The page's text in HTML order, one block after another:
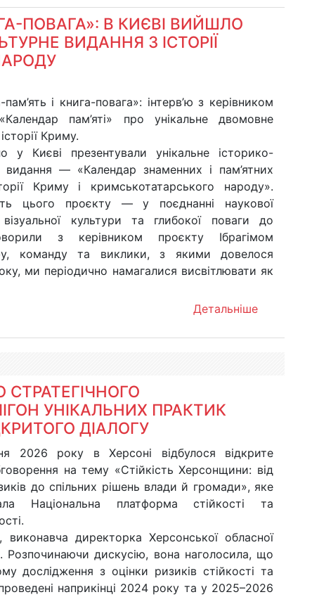
ПОВАГА»: В КИЄВІ ВИЙШЛО
ВИДАННЯ З ІСТОРІЇ
і книга-повага»: інтерв’ю з керівником
пам’яті» про унікальне двомовне
Криму.
у Києві презентували унікальне історико-
видання — «Календар знаменних і пам’ятних
Криму і кримськотатарського народу».
цього проєкту — у поєднанні наукової
візуальної культури та глибокої поваги до
з керівником проєкту Ібрагімом
команду та виклики, з якими довелося
ми періодично намагалися висвітлювати як
Детальніше
УНІКАЛЬНИХ ПРАКТИК
ДІАЛОГУ
2026 року в Херсоні відбулося відкрите
на тему «Стійкість Херсонщини: від
до спільних рішень влади й громади», яке
Національна платформа стійкості та
директорка Херсонської обласної
Розпочинаючи дискусію, вона наголосила, що
дослідження з оцінки ризиків стійкості та
наприкінці 2024 року та у 2025–2026